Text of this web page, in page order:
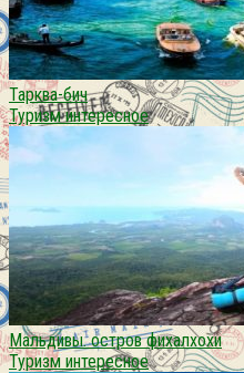
Тарква-бич
Туризм интересное
Мальдивы. остров фихалхохи
Туризм интересное